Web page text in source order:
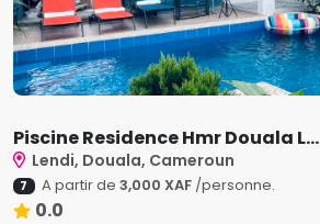
Piscine Residence Hmr Douala L...
Lendi, Douala, Cameroun
7 A partir de 3,000 XAF/personne.
0.0